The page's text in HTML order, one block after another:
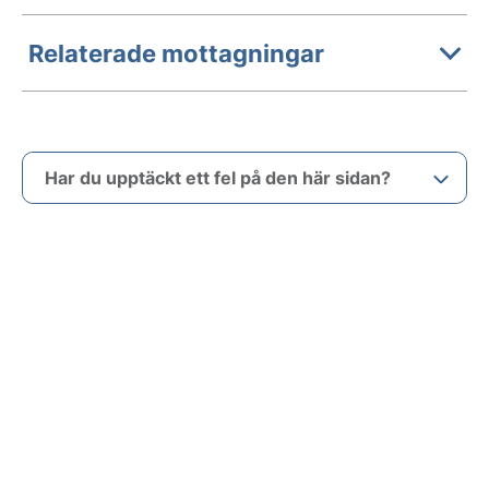
Relaterade mottagningar
Har du upptäckt ett fel på den här sidan?